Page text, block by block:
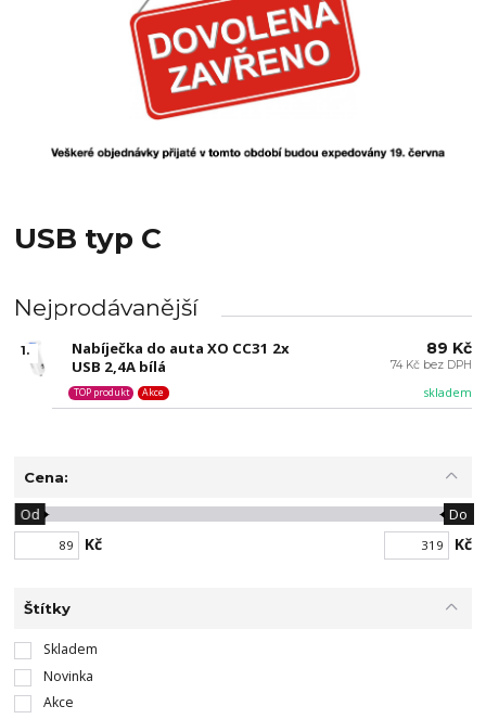
USB typ C
Nejprodávanější
1.
Nabíječka do auta XO CC31 2x
USB 2,4A bílá
skladem
TOP produkt Akce
89 Kč
74 Kč bez DPH
Cena:
Kč
Od Do
Kč
Štítky
Skladem
Novinka
Akce